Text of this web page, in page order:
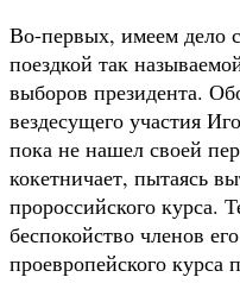
Во-первых, имеем дело
поездкой так
выборов президента.
вездесущего участия
пока не нашел своей
кокетничает, пытаясь
пророссийского курса.
беспокойство членов
проевропейского курса